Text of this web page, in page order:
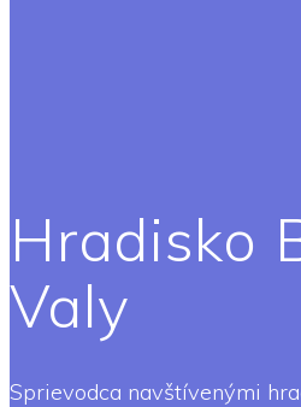
Hradisko
Valy
Sprievodca navštívenými